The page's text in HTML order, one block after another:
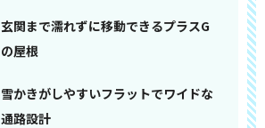
玄関まで濡れずに移動できるプラスG
の屋根
雪かきがしやすいフラットでワイドな
通路設計